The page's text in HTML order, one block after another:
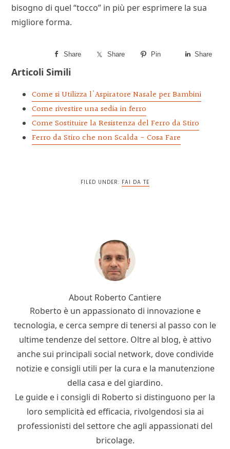
bisogno di quel “tocco” in più per esprimere la sua
migliore forma.
Share Share Pin Share
Articoli Simili
Come si Utilizza l'Aspiratore Nasale per Bambini
Come rivestire una sedia in ferro
Come Sostituire la Resistenza del Ferro da Stiro
Ferro da Stiro che non Scalda - Cosa Fare
FILED UNDER: FAI DA TE
About Roberto Cantiere
Roberto è un appassionato di innovazione e
tecnologia, e cerca sempre di tenersi al passo con le
ultime tendenze del settore. Oltre al blog, è attivo
anche sui principali social network, dove condivide
notizie e consigli utili per la cura e la manutenzione
della casa e del giardino.
Le guide e i consigli di Roberto si distinguono per la
loro semplicità ed efficacia, rivolgendosi sia ai
professionisti del settore che agli appassionati del
bricolage.